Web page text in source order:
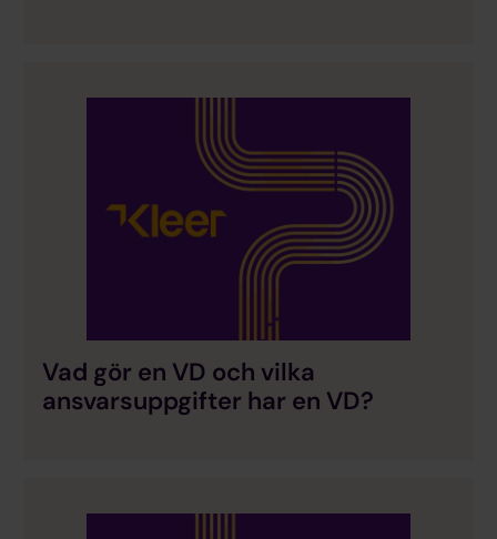
Vad gör en VD och vilka
ansvarsuppgifter har en VD?